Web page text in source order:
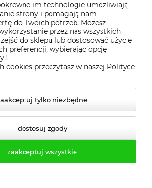
im technologie umożliwiają
strony i pomagają nam
do Twoich potrzeb. Możesz
przez nas wszystkich
do sklepu lub dostosować użycie
preferencji, wybierając opcję
cookies przeczytasz w naszej Polityce
tylko niezbędne
dostosuj zgody
zaakceptuj wszystkie